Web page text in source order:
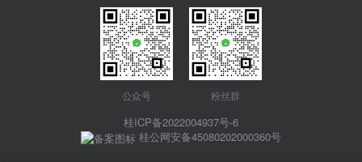
公众号 粉丝群
桂ICP备2022004937号-6
桂公网安备45080202000360号